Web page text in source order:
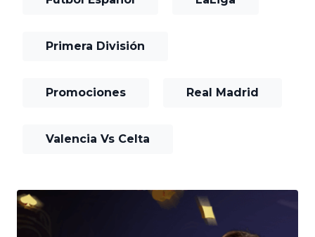
Primera División
Promociones Real Madrid
Valencia Vs Celta